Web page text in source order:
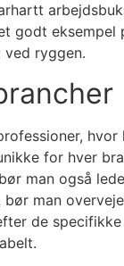
godt eksempel
ryggen.
for hver
man også
man
de